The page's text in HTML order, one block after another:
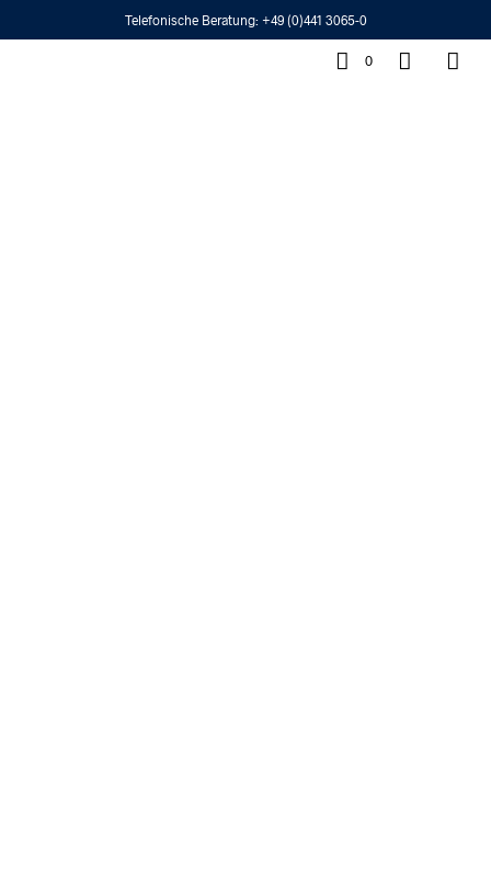
Telefonische Beratung: +49 (0)441 3065-0
0